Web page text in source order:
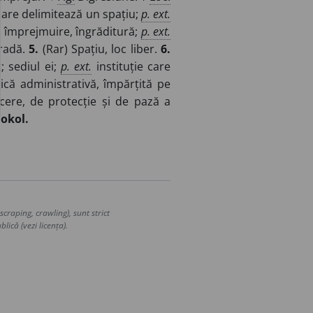
care delimitează un spațiu; p. ext.
îngrăditură; p. ext.
5. (Rar) Spațiu, loc liber.6.
sediul ei;p. ext. instituție care
administrativă, împărțită pe
de protecție și de pază a
okol.
crawling), sunt strict
(vezi licența).